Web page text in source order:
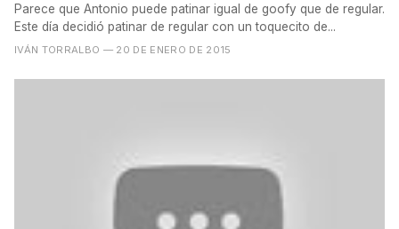
Parece que Antonio puede patinar igual de goofy que de regular.
Este día decidió patinar de regular con un toquecito de...
IVÁN TORRALBO — 20 DE ENERO DE 2015